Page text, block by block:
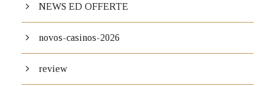
NEWS ED OFFERTE
novos-casinos-2026
review